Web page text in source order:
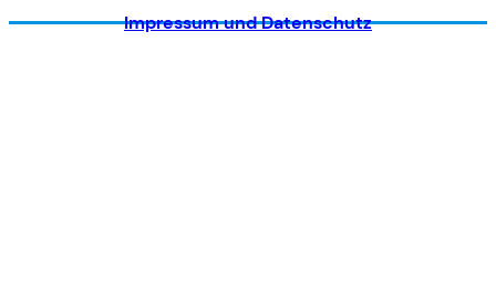
Impressum und Datenschutz